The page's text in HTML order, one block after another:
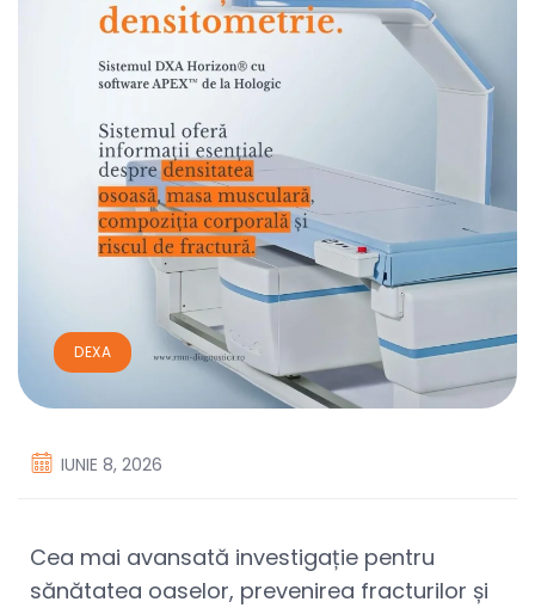
DEXA
IUNIE 8, 2026
Cea mai avansată investigație pentru
sănătatea oaselor, prevenirea fracturilor și